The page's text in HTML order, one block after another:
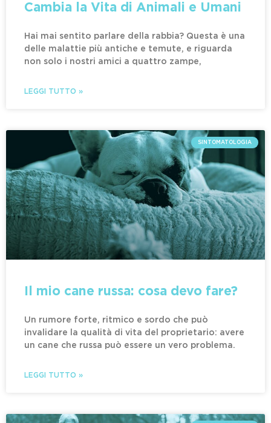
Cambia la Vita di Animali e Umani
Hai mai sentito parlare della rabbia? Questa è una
delle malattie più antiche e temute, e riguarda
non solo i nostri amici a quattro zampe,
LEGGI TUTTO »
SINTOMATOLOGIA
Il mio cane russa: cosa devo fare?
Un rumore forte, ritmico e sordo che può
invalidare la qualità di vita del proprietario: avere
un cane che russa può essere un vero problema.
LEGGI TUTTO »